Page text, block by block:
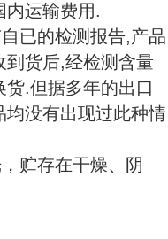
内运输费用.
已的检测报告,产品
到货后,经检测含量
.但据多年的出口
没有出现过此种情
贮存在干燥、阴